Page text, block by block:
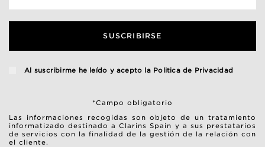
SUSCRIBIRSE
Al suscribirme he leído y acepto la Politica de Privacidad
*Campo obligatorio
Las informaciones recogidas son objeto de un tratamiento
informatizado destinado a Clarins Spain y a sus prestatarios
de servicios con la finalidad de la gestión de la relación con
el cliente.